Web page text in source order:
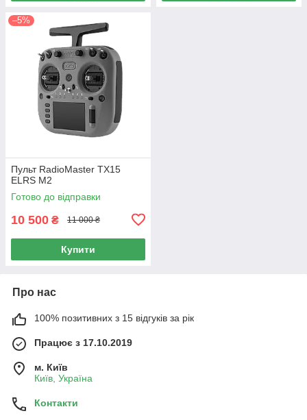
–5%
Пульт RadioMaster TX15
ELRS M2
Готово до відправки
10 500 ₴ 11 000 ₴
Купити
Про нас
100% позитивних з 15 відгуків за рік
Працює з 17.10.2019
м. Київ
Київ, Україна
Контакти